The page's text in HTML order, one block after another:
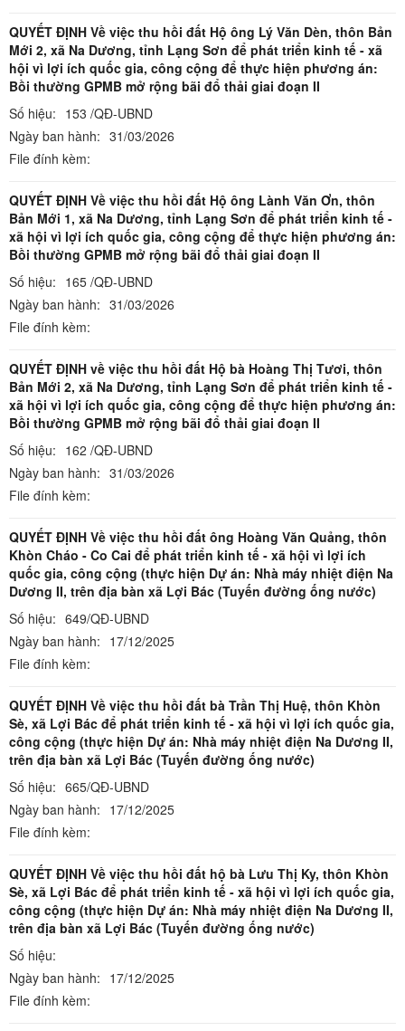
QUYẾT ĐỊNH Về việc thu hồi đất Hộ ông Lý Văn Dèn, thôn Bản
Mới 2, xã Na Dương, tỉnh Lạng Sơn để phát triển kinh tế - xã
hội vì lợi ích quốc gia, công cộng để thực hiện phương án:
Bồi thường GPMB mở rộng bãi đổ thải giai đoạn II
Số hiệu: 153 /QĐ-UBND
Ngày ban hành: 31/03/2026
File đính kèm:
QUYẾT ĐỊNH Về việc thu hồi đất Hộ ông Lành Văn Ơn, thôn
Bản Mới 1, xã Na Dương, tỉnh Lạng Sơn để phát triển kinh tế -
xã hội vì lợi ích quốc gia, công cộng để thực hiện phương án:
Bồi thường GPMB mở rộng bãi đổ thải giai đoạn II
Số hiệu: 165 /QĐ-UBND
Ngày ban hành: 31/03/2026
File đính kèm:
QUYẾT ĐỊNH về việc thu hồi đất Hộ bà Hoàng Thị Tươi, thôn
Bản Mới 2, xã Na Dương, tỉnh Lạng Sơn để phát triển kinh tế -
xã hội vì lợi ích quốc gia, công cộng để thực hiện phương án:
Bồi thường GPMB mở rộng bãi đổ thải giai đoạn II
Số hiệu: 162 /QĐ-UBND
Ngày ban hành: 31/03/2026
File đính kèm:
QUYẾT ĐỊNH Về việc thu hồi đất ông Hoàng Văn Quảng, thôn
Khòn Cháo - Co Cai để phát triển kinh tế - xã hội vì lợi ích
quốc gia, công cộng (thực hiện Dự án: Nhà máy nhiệt điện Na
Dương II, trên địa bàn xã Lợi Bác (Tuyến đường ống nước)
Số hiệu: 649/QĐ-UBND
Ngày ban hành: 17/12/2025
File đính kèm:
QUYẾT ĐỊNH Về việc thu hồi đất bà Trần Thị Huệ, thôn Khòn
Sè, xã Lợi Bác để phát triển kinh tế - xã hội vì lợi ích quốc gia,
công cộng (thực hiện Dự án: Nhà máy nhiệt điện Na Dương II,
trên địa bàn xã Lợi Bác (Tuyến đường ống nước)
Số hiệu: 665/QĐ-UBND
Ngày ban hành: 17/12/2025
File đính kèm:
QUYẾT ĐỊNH Về việc thu hồi đất hộ bà Lưu Thị Ky, thôn Khòn
Sè, xã Lợi Bác để phát triển kinh tế - xã hội vì lợi ích quốc gia,
công cộng (thực hiện Dự án: Nhà máy nhiệt điện Na Dương II,
trên địa bàn xã Lợi Bác (Tuyến đường ống nước)
Số hiệu:
Ngày ban hành: 17/12/2025
File đính kèm: